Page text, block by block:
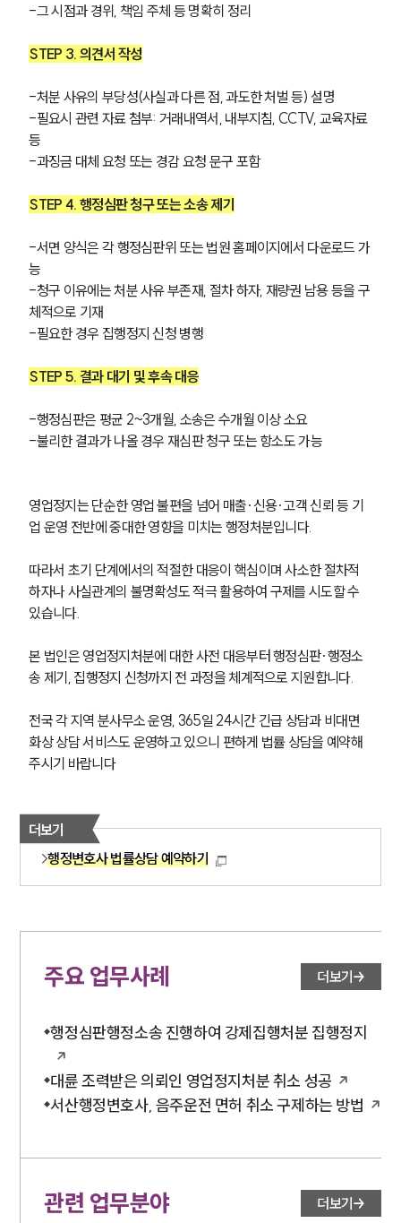
-그 시점과 경위, 책임 주체 등 명확히 정리
STEP 3. 의견서 작성
-처분 사유의 부당성(사실과 다른 점, 과도한 처벌 등) 설명
-필요시 관련 자료 첨부: 거래내역서, 내부지침, CCTV, 교육자료
등
-과징금 대체 요청 또는 경감 요청 문구 포함
STEP 4. 행정심판 청구 또는 소송 제기
-서면 양식은 각 행정심판위 또는 법원 홈페이지에서 다운로드 가
능
-청구 이유에는 처분 사유 부존재, 절차 하자, 재량권 남용 등을 구
체적으로 기재
-필요한 경우 집행정지 신청 병행
STEP 5. 결과 대기 및 후속 대응
-행정심판은 평균 2~3개월, 소송은 수개월 이상 소요
-불리한 결과가 나올 경우 재심판 청구 또는 항소도 가능
영업정지는 단순한 영업 불편을 넘어 매출·신용·고객 신뢰 등 기
업 운영 전반에 중대한 영향을 미치는 행정처분입니다.
따라서 초기 단계에서의 적절한 대응이 핵심이며 사소한 절차적
하자나 사실관계의 불명확성도 적극 활용하여 구제를 시도할 수
있습니다.
본 법인은 영업정지처분에 대한 사전 대응부터 행정심판·행정소
송 제기, 집행정지 신청까지 전 과정을 체계적으로 지원합니다.
전국 각 지역 분사무소 운영, 365일 24시간 긴급 상담과 비대면
화상 상담 서비스도 운영하고 있으니 편하게 법률 상담을 예약해
주시기 바랍니다
더보기
행정변호사 법률상담 예약하기
주요 업무사례 더보기
행정심판행정소송 진행하여 강제집행처분 집행정지
대륜 조력받은 의뢰인 영업정지처분 취소 성공
서산행정변호사, 음주운전 면허 취소 구제하는 방법
관련 업무분야 더보기